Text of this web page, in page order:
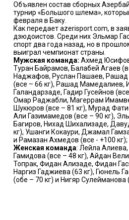
Объявлен состав сборных
турнир «Большого шлема»,
февраля в Баку.
Как передает azerisport.com, в
дзюдоистов. Среди них Эльмар
спорт два года назад, но в
выиграл чемпионат страны.
Мужская команда: Ахмед
Туран Байрамов, Балабей Агаев
Наджафов, Руслан Пашаев,
(все – 66 кг), Рашад Мамедалиев,
Галандарзаде, Гадир Гусейнов
Омар Раджабли, Магеррам
Шукюров (все – 81 кг), Мурад
Али Газимамедов (все – 90 кг),
Багиров, Нихад Шихализаде,
кг), Ушанги Кокаури, Джамал
и Рамазан Ахмедов (все - +100 кг);
Женская команда: Лейла
Гамидова (все – 48 кг), Айдан
Топрак, Фидан Ализаде, Фидан
Наргиз Гаджиева (63 кг), Гюнель
(обе – 70 кг) и Нигяр Сулейманова